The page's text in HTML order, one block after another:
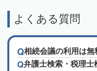
よくある質問
相続会議の利用は無
弁護士検索・税理士